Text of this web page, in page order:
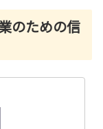
のための信